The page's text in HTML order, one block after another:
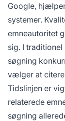
Google,
systemer.
emneautoritet
sig. I traditionel
søgning
vælger at
Tidslinjen er
relaterede
søgning